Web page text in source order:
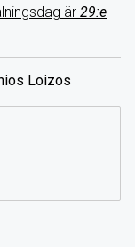
är 29:e
Loizos